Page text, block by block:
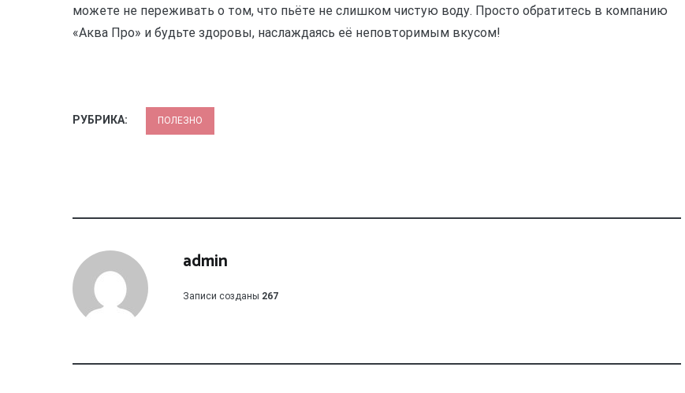
можете не переживать о том, что пьёте не слишком чистую воду. Просто обратитесь в компанию
«Аква Про» и будьте здоровы, наслаждаясь её неповторимым вкусом!
РУБРИКА: ПОЛЕЗНО
admin
Записи созданы 267